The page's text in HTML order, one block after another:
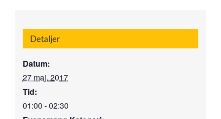
Detaljer
Datum:
27 maj, 2017
Tid:
01:00 - 02:30